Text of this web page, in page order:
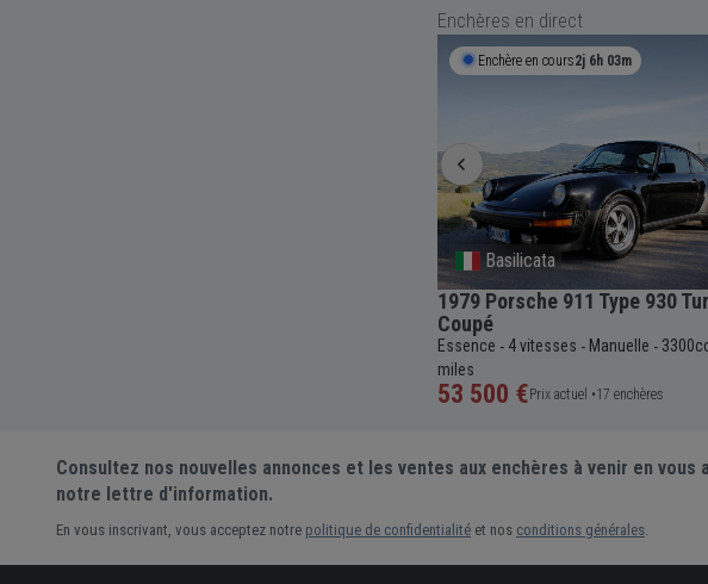
Enchères en direct
Enchère en cours2j 6h 03m
Basilicata
1979 Porsche 911 Type 930
Coupé
Essence - 4 vitesses - Manuelle -
miles
53 500 €Prix actuel •17 enchères
Consultez nos nouvelles annonces et les ventes aux enchères à venir en vous
notre lettre d'information.
En vous inscrivant, vous acceptez notre politique de confidentialité et nos conditions générales